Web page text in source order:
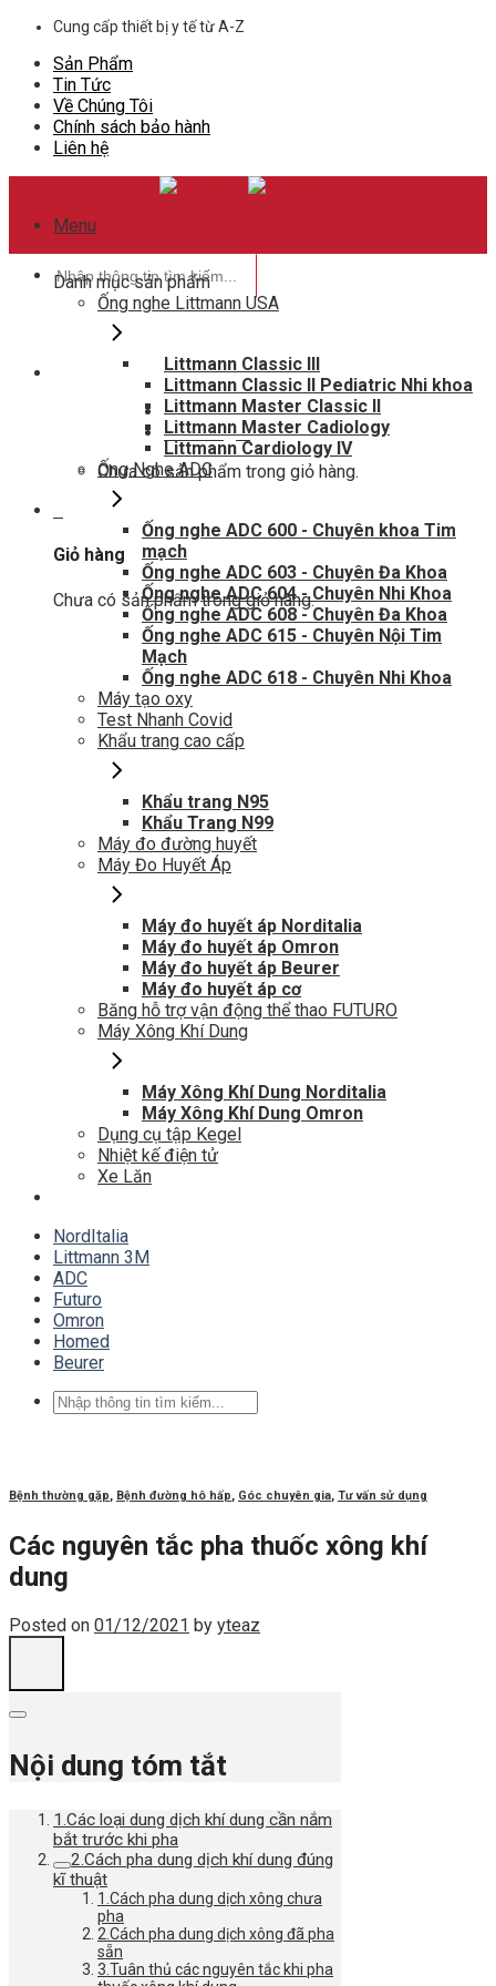
Skip
content
Cung cấp thiết bị y tế từ A-Z
Sản Phẩm
Tin Tức
Về Chúng Tôi
Chính sách bảo hành
Liên hệ
Menu
kiếm:
Hotline hỗ trợ
0948802788
Giỏ hàng0
Chưa có sản phẩm trong giỏ hàng.
Giỏ hàng
Chưa có sản phẩm trong giỏ hàng.
Danh mục sản phẩm
Ống nghe Littmann USA
Littmann Classic III
Littmann Classic II Pediatric Nhi khoa
Littmann Master Classic II
Littmann Master Cadiology
Littmann Cardiology IV
Ống Nghe ADC
Ống nghe ADC 600 - Chuyên khoa Tim
mạch
Ống nghe ADC 603 - Chuyên Đa Khoa
Ống nghe ADC 604 - Chuyên Nhi Khoa
Ống nghe ADC 608 - Chuyên Đa Khoa
Ống nghe ADC 615 - Chuyên Nội Tim
Mạch
Ống nghe ADC 618 - Chuyên Nhi Khoa
Máy tạo oxy
Test Nhanh Covid
Khẩu trang cao cấp
Khẩu trang N95
Khẩu Trang N99
Máy đo đường huyết
Máy Đo Huyết Áp
Máy đo huyết áp Norditalia
Máy đo huyết áp Omron
Máy đo huyết áp Beurer
Máy đo huyết áp cơ
Băng hỗ trợ vận động thể thao FUTURO
Máy Xông Khí Dung
Máy Xông Khí Dung Norditalia
Máy Xông Khí Dung Omron
Dụng cụ tập Kegel
Nhiệt kế điện tử
Xe Lăn
NordItalia
Littmann 3M
ADC
Futuro
Omron
Homed
Beurer
Tìm
kiếm:
Bệnh thường gặp, Bệnh đường hô hấp, Góc chuyên gia, Tư vấn sử dụng
Các nguyên tắc pha thuốc xông khí
dung
Posted on 01/12/2021 by yteaz
Nội dung tóm tắt
1.Các loại dung dịch khí dung cần nắm
bắt trước khi pha
2.Cách pha dung dịch khí dung đúng
kĩ thuật
1.Cách pha dung dịch xông chưa
pha
2.Cách pha dung dịch xông đã pha
sẵn
3.Tuân thủ các nguyên tắc khi pha